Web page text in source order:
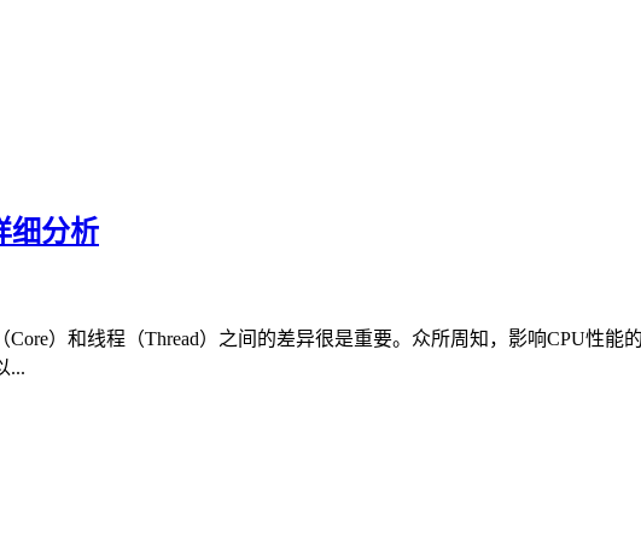
细分析
）和线程（Thread）之间的差异很是重要。众所周知，影响CPU性能
...